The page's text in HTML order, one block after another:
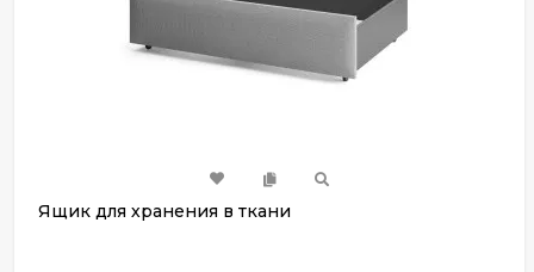
Ящик для хранения в ткани